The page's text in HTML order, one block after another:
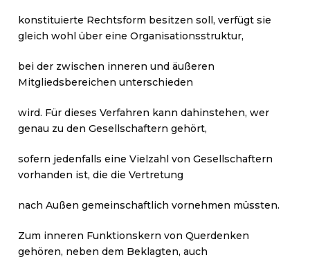
konstituierte Rechtsform besitzen soll, verfügt sie
gleich wohl über eine Organisationsstruktur,
bei der zwischen inneren und äußeren
Mitgliedsbereichen unterschieden
wird. Für dieses Verfahren kann dahinstehen, wer
genau zu den Gesellschaftern gehört,
sofern jedenfalls eine Vielzahl von Gesellschaftern
vorhanden ist, die die Vertretung
nach Außen gemeinschaftlich vornehmen müssten.
Zum inneren Funktionskern von Querdenken
gehören, neben dem Beklagten, auch